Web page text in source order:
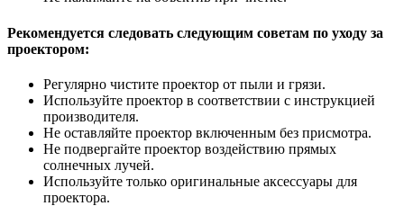
Рекомендуется следовать следующим советам по уходу за
проектором:
Регулярно чистите проектор от пыли и грязи.
Используйте проектор в соответствии с инструкцией
производителя.
Не оставляйте проектор включенным без присмотра.
Не подвергайте проектор воздействию прямых
солнечных лучей.
Используйте только оригинальные аксессуары для
проектора.